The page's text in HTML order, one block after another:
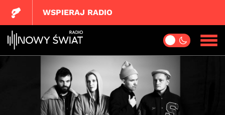
WSPIERAJ RADIO